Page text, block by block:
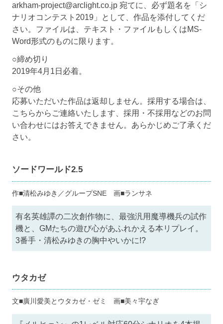
arkham-project@arclight.co.jp 宛てに、必ず題名を「シ
ナリオコンテスト2019」として、作品を添付してくだ
さい。ファイルは、テキスト・ファイルもしくはMS-
Word形式のものに限ります。
○締め切り
2019年4月1日必着。
○その他
応募いただいた作品は返却しません。採用する場合は、
こちらからご連絡いたします、採用・不採用などのお問
い合わせにはお答えできません。あらかじめご了承くだ
さい。
ソードワールド2.5
作■清松みゆき／グループSNE 画■ランサネ
有名英雄譚の二次創作物に、最強汎用魔導機兵の試作
機と、GMたちの遊び心があふれかえる本リプレイ。
3番手・清松みゆきの胸中やいかに!?
ウタカゼ
文■廣川愛美とウタカゼ・ゼミ 画■美々宇なぎ